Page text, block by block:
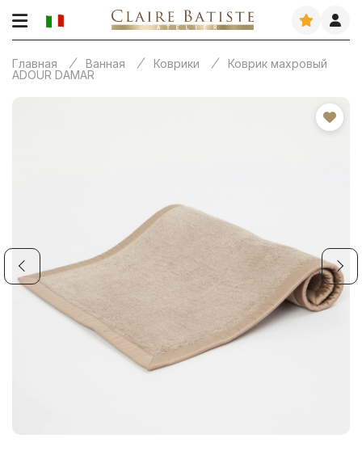
Главная Ванная Коврики
Коврик махровый
ADOUR DAMAR